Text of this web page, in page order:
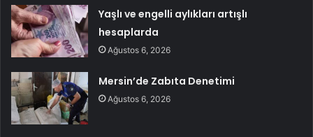
Yaşlı ve engelli aylıkları artışlı
hesaplarda
Ağustos 6, 2026
Mersin’de Zabıta Denetimi
Ağustos 6, 2026